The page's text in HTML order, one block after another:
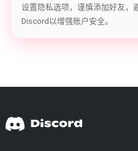
设置隐私选项，谨慎添加好友，
Discord以增强账户安全。